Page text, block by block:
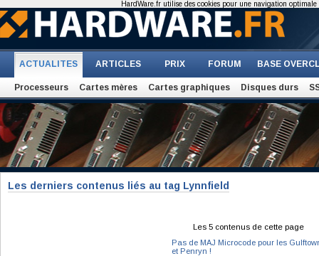
ACTUALITES ARTICLES PRIX FORUM BASE
Processeurs Cartes mères Cartes graphiques Disques durs
Les derniers contenus liés au tag Lynnfield
Les 5 contenus de cette page
Pas de MAJ Microcode pour les
et Penryn !
HardWare.fr utilise des cookies pour une navigation